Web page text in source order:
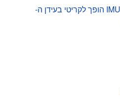
כשה-GPS משקר: מדוע IMU הופך לקריטי בעידן ה-